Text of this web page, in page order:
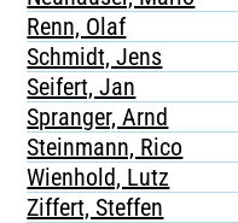
Renn, Olaf
Schmidt, Jens
Seifert, Jan
Spranger, Arnd
Steinmann, Rico
Wienhold, Lutz
Ziffert, Steffen